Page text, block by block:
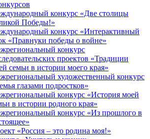
конкурс «Две столицы
Победы!»
конкурс «Интерактивный
«Правнуки победы о войне»
конкурс
проектов «Традиции
семьи в истории моего края»
художественный конкурс
глазами подростков»
конкурс «История моей
в истории родного края»
конкурс «Из прошлого в
«Россия – это родина моя!»